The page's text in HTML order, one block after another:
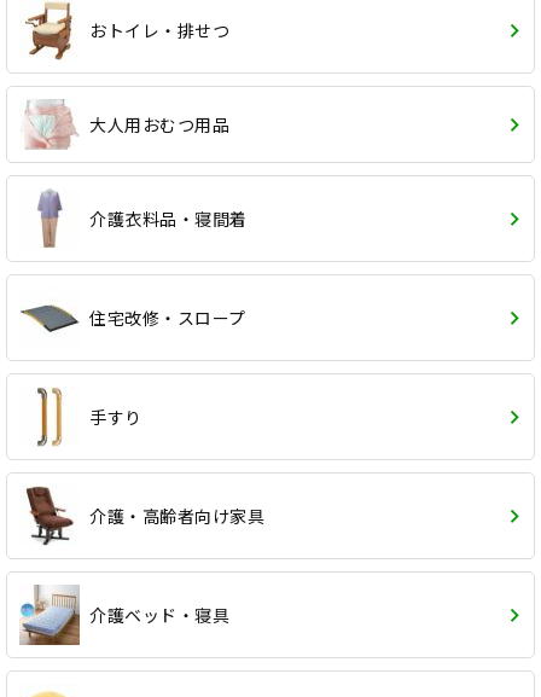
おトイレ・排せつ
大人用おむつ用品
介護衣料品・寝間着
住宅改修・スロープ
手すり
介護・高齢者向け家具
介護ベッド・寝具